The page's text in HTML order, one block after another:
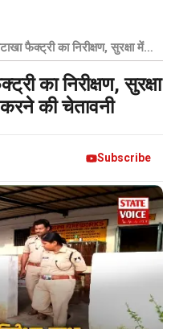
फैक्ट्री का निरीक्षण, सुरक्षा में
का निरीक्षण, सुरक्षा
करने की चेतावनी
Subscribe